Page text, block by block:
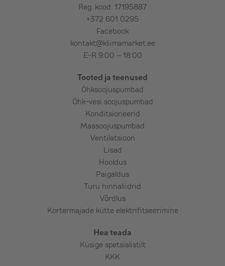
Reg. kood: 17195887
+372 601 0295
Facebook
kontakt@kliimamarket.ee
E-R 9:00 – 18:00
Tooted ja teenused
Õhksoojuspumbad
Õhk-vesi soojuspumbad
Konditsioneerid
Maasoojuspumbad
Ventilatsioon
Lisad
Hooldus
Paigaldus
Turu hinnaliidrid
Võrdlus
Kortermajade kütte elektrifitseerimine
Hea teada
Küsige spetsialistilt
KKK